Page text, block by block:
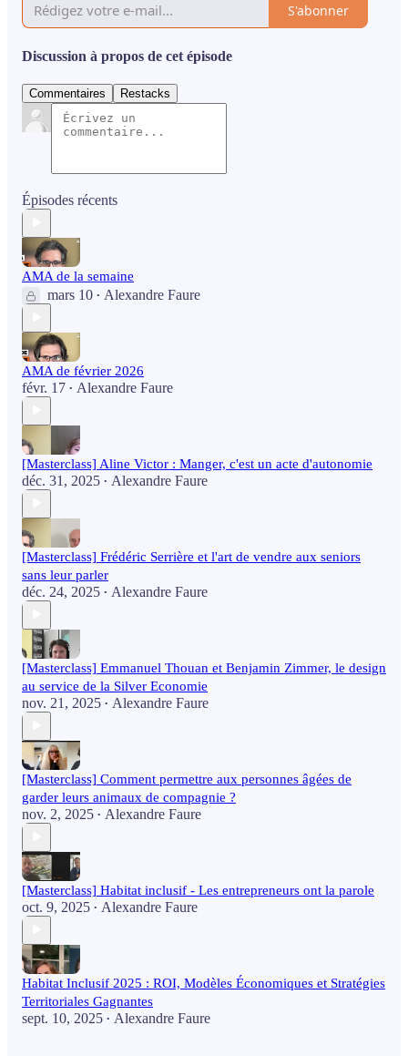
S'abonner
Discussion à propos de cet épisode
Commentaires Restacks
Épisodes récents
AMA de la semaine
mars 10 • Alexandre Faure
AMA de février 2026
févr. 17 • Alexandre Faure
[Masterclass] Aline Victor : Manger, c'est un acte d'autonomie
déc. 31, 2025 • Alexandre Faure
[Masterclass] Frédéric Serrière et l'art de vendre aux seniors
sans leur parler
déc. 24, 2025 • Alexandre Faure
[Masterclass] Emmanuel Thouan et Benjamin Zimmer, le design
au service de la Silver Economie
nov. 21, 2025 • Alexandre Faure
[Masterclass] Comment permettre aux personnes âgées de
garder leurs animaux de compagnie ?
nov. 2, 2025 • Alexandre Faure
[Masterclass] Habitat inclusif - Les entrepreneurs ont la parole
oct. 9, 2025 • Alexandre Faure
Habitat Inclusif 2025 : ROI, Modèles Économiques et Stratégies
Territoriales Gagnantes
sept. 10, 2025 • Alexandre Faure